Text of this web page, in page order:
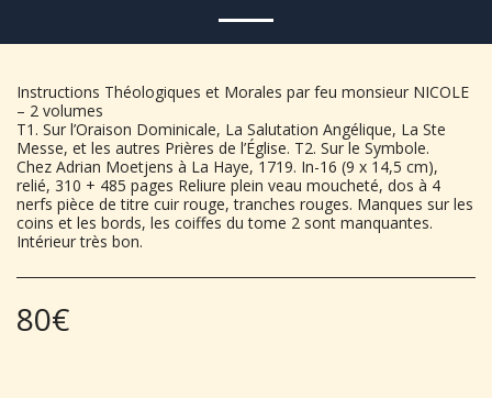
Instructions Théologiques et Morales par feu monsieur NICOLE
– 2 volumes
T1. Sur l’Oraison Dominicale, La Salutation Angélique, La Ste
Messe, et les autres Prières de l’Église. T2. Sur le Symbole.
Chez Adrian Moetjens à La Haye, 1719. In-16 (9 x 14,5 cm),
relié, 310 + 485 pages Reliure plein veau moucheté, dos à 4
nerfs pièce de titre cuir rouge, tranches rouges. Manques sur les
coins et les bords, les coiffes du tome 2 sont manquantes.
Intérieur très bon.
80€